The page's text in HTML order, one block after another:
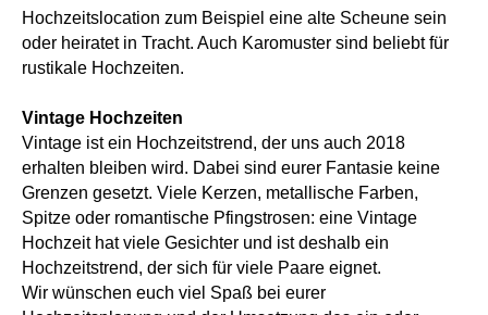
Hochzeitslocation zum Beispiel eine alte Scheune sein
oder heiratet in Tracht. Auch Karomuster sind beliebt für
rustikale Hochzeiten.
Vintage Hochzeiten
Vintage ist ein Hochzeitstrend, der uns auch 2018
erhalten bleiben wird. Dabei sind eurer Fantasie keine
Grenzen gesetzt. Viele Kerzen, metallische Farben,
Spitze oder romantische Pfingstrosen: eine Vintage
Hochzeit hat viele Gesichter und ist deshalb ein
Hochzeitstrend, der sich für viele Paare eignet.
Wir wünschen euch viel Spaß bei eurer